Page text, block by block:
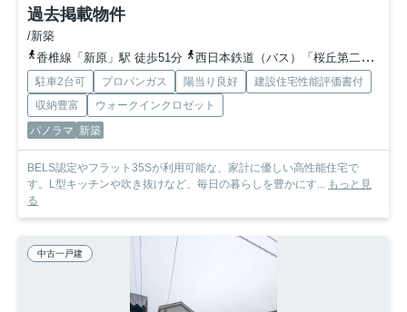
過去掲載物件
/新築
香椎線「新原」駅 徒歩51分
西日本鉄道（バス）「桜丘第二」バス停下車 徒歩4分
駐車2台可 プロパンガス 陽当り良好
建設住宅性能評価書付
収納豊富
ウォークインクロゼット
パノラマ 新築
BELS認定やフラット35Sが利用可能な、家計に優しい高性能住宅で
す。L型キッチンや吹き抜けなど、毎日の暮らしを豊かにす...
もっと見
る
中古一戸建